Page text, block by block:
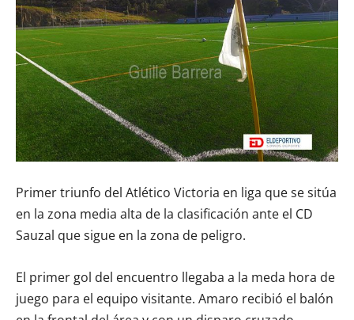
Primer triunfo del Atlético Victoria en liga que se sitúa
en la zona media alta de la clasificación ante el CD
Sauzal que sigue en la zona de peligro.
El primer gol del encuentro llegaba a la meda hora de
juego para el equipo visitante. Amaro recibió el balón